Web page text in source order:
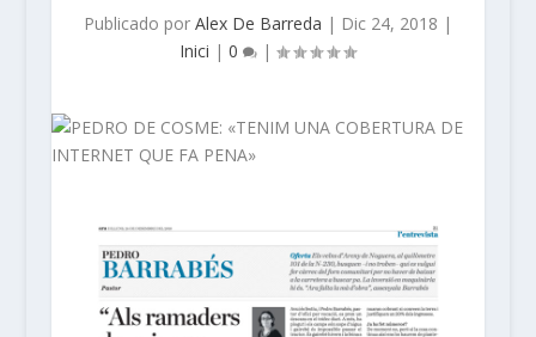
Publicado por Alex De Barreda | Dic 24, 2018 |
Inici |0 |